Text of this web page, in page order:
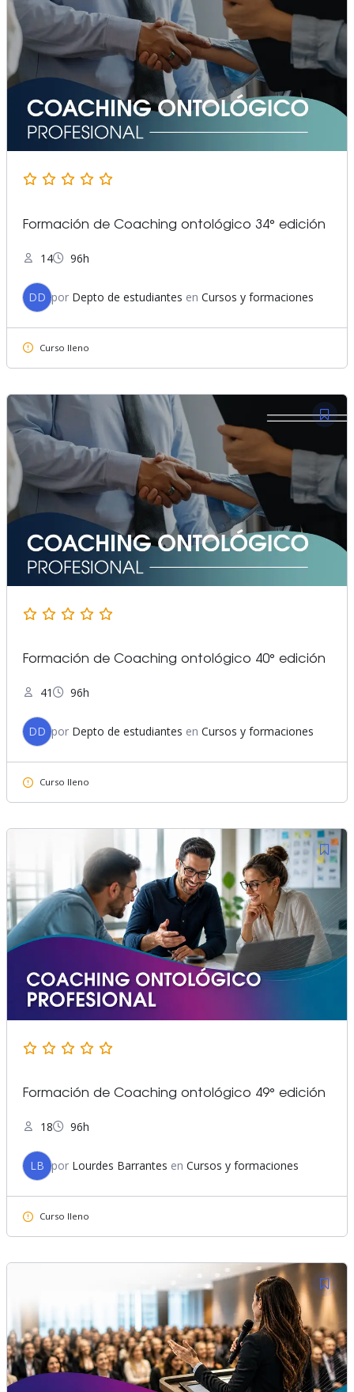
Formación de Coaching ontológico 34° edición
14 96h
DD por Depto de estudiantes enCursos y formaciones
Curso lleno
Formación de Coaching ontológico 40° edición
41 96h
DD por Depto de estudiantes enCursos y formaciones
Curso lleno
Formación de Coaching ontológico 49° edición
18 96h
LB por Lourdes Barrantes enCursos y formaciones
Curso lleno